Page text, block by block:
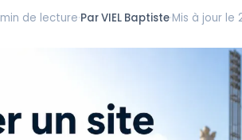
min de lecture·Par VIEL Baptiste·Mis à jour le